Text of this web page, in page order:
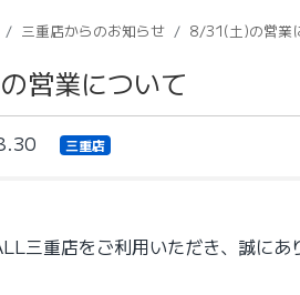
三重店からのお知らせ 8/31(土)の営業
営業について
三重店
三重店をご利用いただき、誠にあ